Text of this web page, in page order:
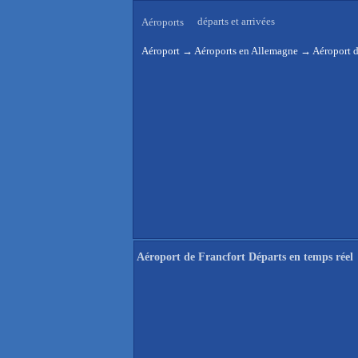
Aéroports départs et arrivées
Aéroport → Aéroports en Allemagne → Aéroport
Aéroport de Francfort Départs en temps réel